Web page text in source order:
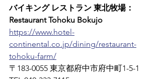
バイキング レストラン 東北牧場：
Restaurant Tohoku Bokujo
https://www.hotel-
continental.co.jp/dining/restaurant-
tohoku-farm/
〒183-0055 東京都府中市府中町1-5-1